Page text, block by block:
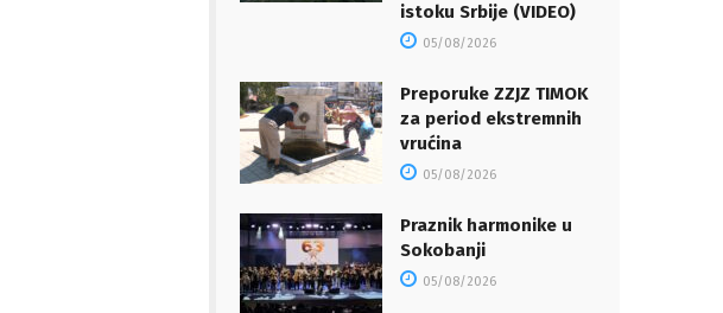
istoku Srbije (VIDEO)
05/08/2026
Preporuke ZZJZ TIMOK
za period ekstremnih
vrućina
05/08/2026
Praznik harmonike u
Sokobanji
05/08/2026